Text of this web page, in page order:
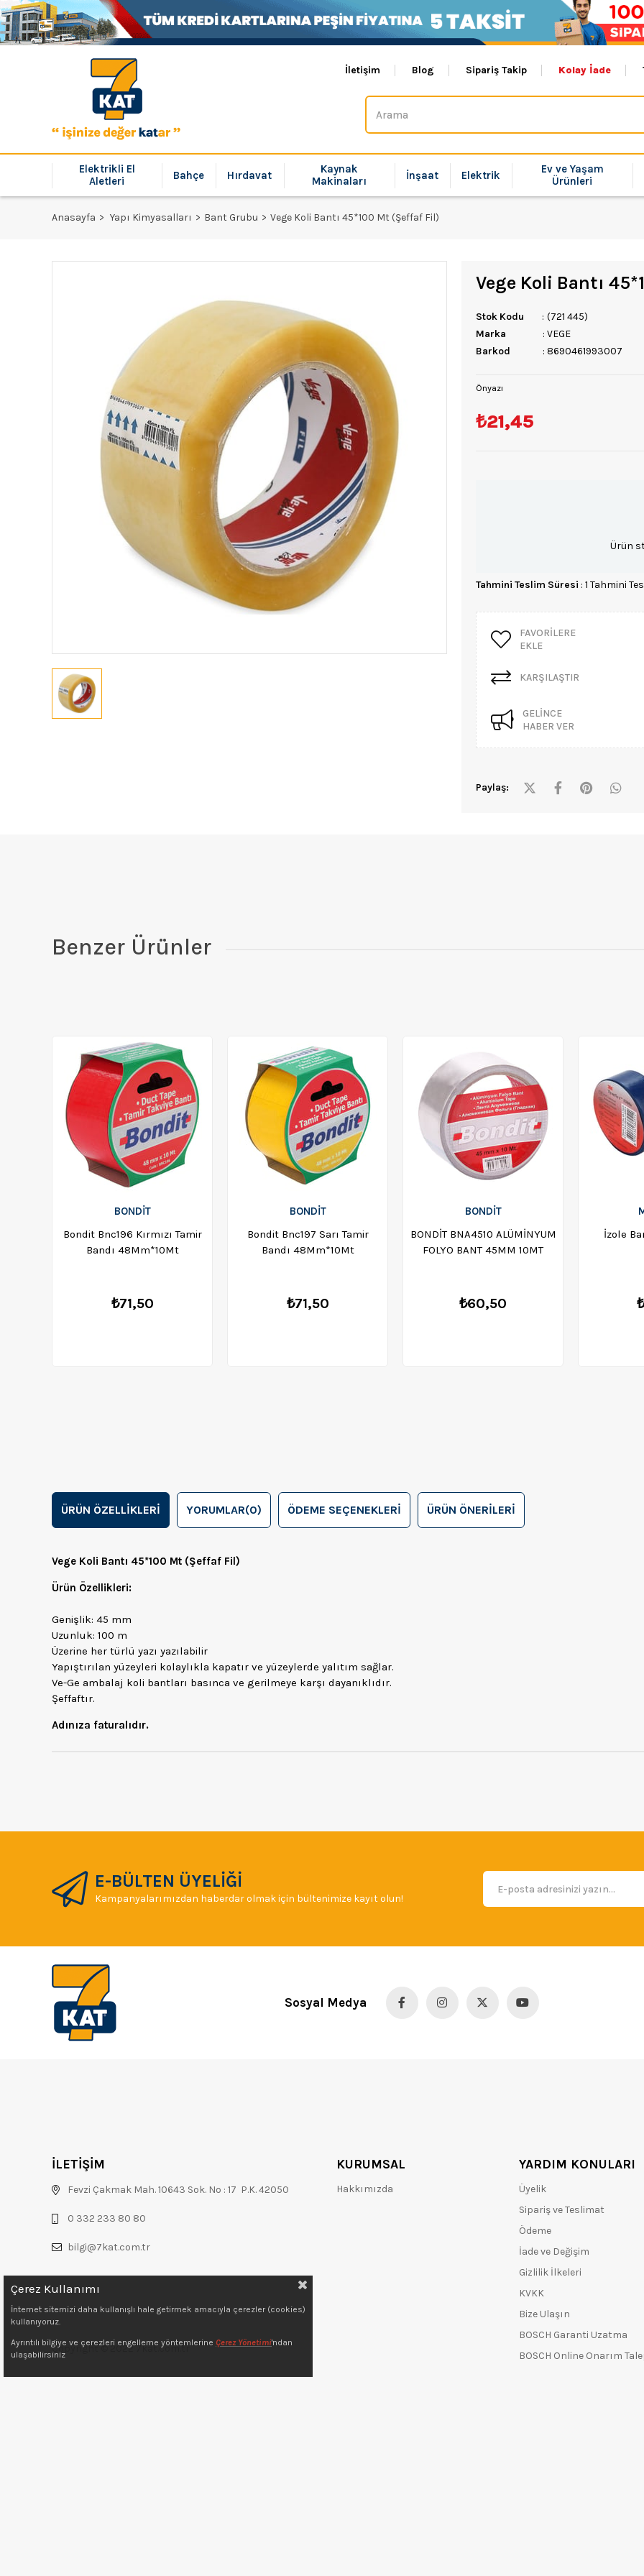
İletişim Blog Sipariş Takip Kolay İade
Elektrikli El
Aletleri
Bahçe Hırdavat
Kaynak
Makinaları
İnşaat Elektrik
Ev ve Yaşam
Ürünleri
Anasayfa Yapı Kimyasalları Bant Grubu Vege Koli Bantı 45*100 Mt (Şeffaf Fil)
Vege Koli Bantı
Stok Kodu
(721 445)
Marka
: VEGE
Barkod
: 8690461993007
Önyazı
₺21,45
Ürün
Tahmini Teslim Süresi : 1 Tahmini
FAVORILERE
EKLE
KARŞILAŞTIR
GELINCE
HABER VER
Paylaş:
Benzer Ürünler
BONDIT
Bondit Bnc196 Kırmızı Tamir
Bandı 48Mm*10Mt
₺71,50
BONDIT
Bondit Bnc197 Sarı Tamir
Bandı 48Mm*10Mt
₺71,50
BONDIT
BONDİT BNA4510 ALÜMİNYUM
FOLYO BANT 45MM 10MT
₺60,50
İzole
ÜRÜN ÖZELLIKLERI YORUMLAR(0) ÖDEME SEÇENEKLERI ÜRÜN ÖNERILERI
Vege Koli Bantı 45*100 Mt (Şeffaf Fil)
Ürün Özellikleri:
Genişlik: 45 mm
Uzunluk: 100 m
Üzerine her türlü yazı yazılabilir
Yapıştırılan yüzeyleri kolaylıkla kapatır ve yüzeylerde yalıtım sağlar.
Ve-Ge ambalaj koli bantları basınca ve gerilmeye karşı dayanıklıdır.
Şeffaftır.
Adınıza faturalıdır.
E-BÜLTEN ÜYELİĞİ
Kampanyalarımızdan haberdar olmak için bültenimize kayıt olun!
Sosyal Medya
İLETİŞİM
Fevzi Çakmak Mah. 10643 Sok. No : 17 P.K. 42050
0 332 233 80 80
bilgi@7kat.com.tr
Copyright © 2022 7kat.com.tr
KURUMSAL
Hakkımızda
YARDIM KONULARI
Üyelik
Sipariş ve Teslimat
Ödeme
İade ve Değişim
Gizlilik İlkeleri
KVKK
Bize Ulaşın
BOSCH Garanti Uzatma
BOSCH Online Onarım
Çerez Kullanımı
İnternet sitemizi daha kullanışlı hale getirmek amacıyla çerezler (cookies)
kullanıyoruz.
Ayrıntılı bilgiye ve çerezleri engelleme yöntemlerine Çerez Yönetimi'ndan
ulaşabilirsiniz